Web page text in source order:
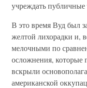
учреждать
В это время Вуд был
желтой лихорадки и,
мелочными по
осложнения, которые
вскрыли
американской